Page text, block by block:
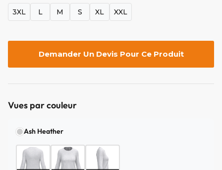
3XL L M S XL XXL
Demander Un Devis Pour Ce Produit
Vues par couleur
Ash Heather